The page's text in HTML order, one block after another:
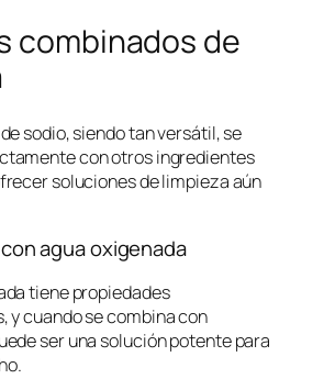
combinados de
sodio, siendo tan versátil, se
con otros ingredientes
soluciones de limpieza aún
agua oxigenada
tiene propiedades
y cuando se combina con
ser una solución potente para